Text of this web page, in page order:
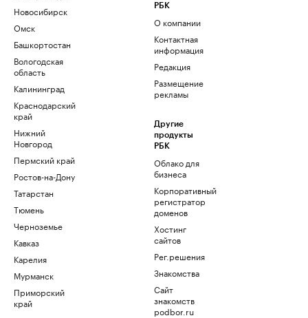
Новосибирск
Омск
Башкортостан
Вологодская
область
Калининград
Краснодарский
край
Нижний
Новгород
Пермский край
Ростов-на-Дону
Татарстан
Тюмень
Черноземье
Кавказ
Карелия
Мурманск
Приморский
край
РБК
О компании
Контактная
информация
Редакция
Размещение
рекламы
Другие
продукты
РБК
Облако для
бизнеса
Корпоративный
регистратор
доменов
Хостинг
сайтов
Рег.решения
Знакомства
Сайт
знакомств
podbor.ru